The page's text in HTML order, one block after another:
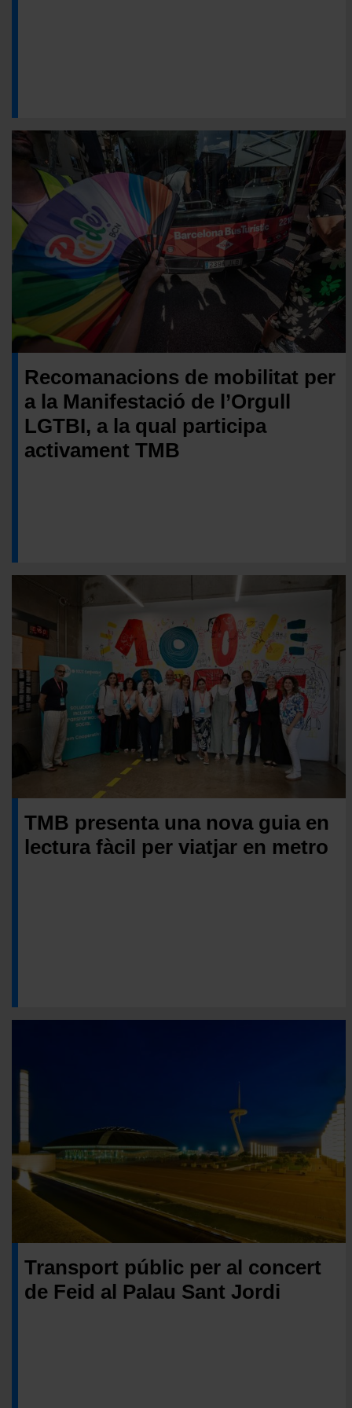
Recomanacions de mobilitat per
a la Manifestació de l’Orgull
LGTBI, a la qual participa
activament TMB
TMB presenta una nova guia en
lectura fàcil per viatjar en metro
Transport públic per al concert
de Feid al Palau Sant Jordi